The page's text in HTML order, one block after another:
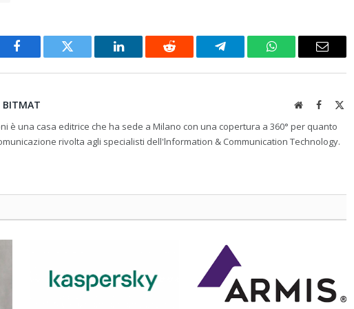
Facebook Twitter LinkedIn Reddit Telegram WhatsAppEmail
BITMAT WebsiteFacebook
è una casa editrice che ha sede a Milano con una copertura a 360° per quanto
rivolta agli specialisti dell'lnformation & Communication Technology.